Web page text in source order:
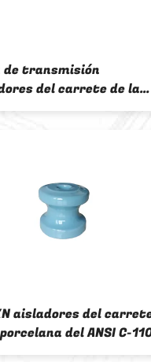
de transmisión
del carrete de la
del ANSI 53-1 de
aisladores del
del ANSI C-
la transmisión